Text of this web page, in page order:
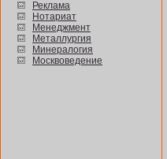
Реклама
Нотариат
Менеджмент
Металлургия
Минералогия
Москвоведение